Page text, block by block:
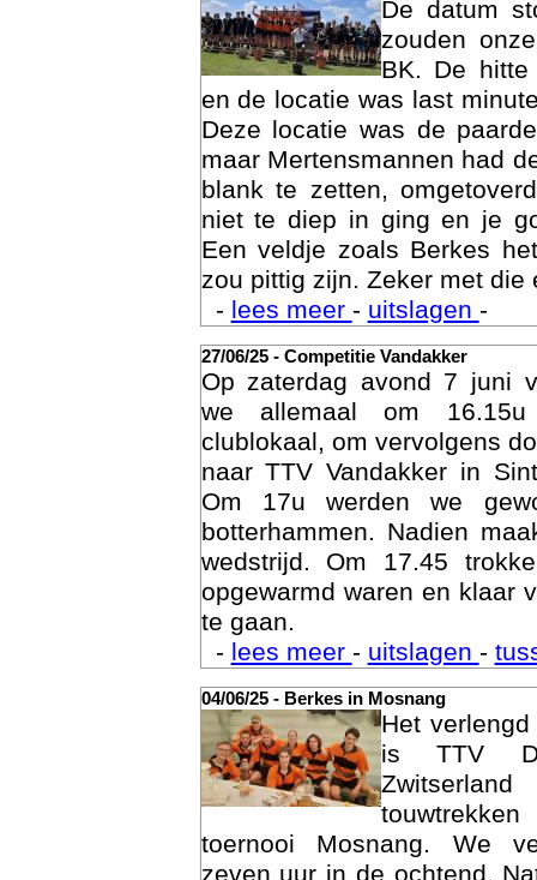
30/06/25 - Berketrekkers Verlengen
De datum
zouden
BK. De
en de locatie was last
Deze locatie was de
maar Mertensmannen had
blank te zetten,
niet te diep in ging en je
Een veldje zoals Berkes
zou pittig zijn. Zeker met
-lees meer-uitslagen-
27/06/25 - Competitie Vandakker
Op zaterdag avond 7 juni
we allemaal om
clublokaal, om vervolgens
naar TTV Vandakker in
Om 17u werden we
botterhammen. Nadien
wedstrijd. Om 17.45
opgewarmd waren en klaar
te gaan.
-lees meer-uitslagen-
04/06/25 - Berkes in Mosnang
Het
is TTV
toernooi Mosnang. We